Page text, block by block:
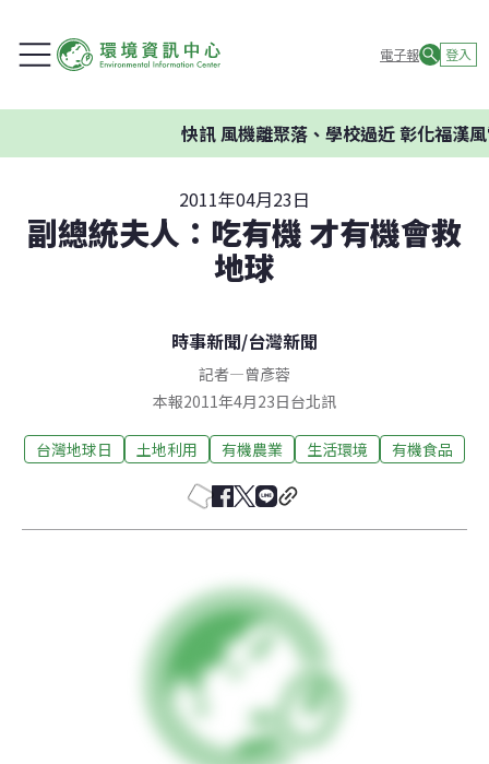
電子報 登入
快訊風機離聚落、學校過近 彰化福漢風
2011年04月23日
副總統夫人：吃有機 才有機會救
地球
時事新聞/台灣新聞
記者—曾彥蓉
本報2011年4月23日台北訊
台灣地球日 土地利用 有機農業 生活環境 有機食品